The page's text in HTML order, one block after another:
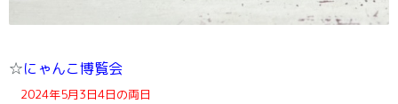
☆にゃんこ博覧会
2024年5月3日4日の両日